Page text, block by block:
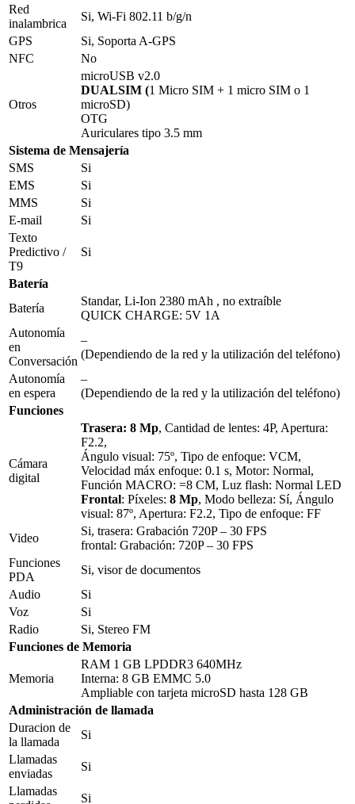
Red
inalambrica
Si, Wi-Fi 802.11 b/g/n
GPS
Si, Soporta A-GPS
NFC
No
Otros
microUSB v2.0
DUALSIM (1 Micro SIM + 1 micro SIM o 1
microSD)
OTG
Auriculares tipo 3.5 mm
Sistema de Mensajería
SMS
Si
EMS
Si
MMS
Si
E-mail
Si
Texto
Predictivo /
T9
Si
Batería
Batería
Standar, Li-Ion 2380 mAh , no extraíble
QUICK CHARGE: 5V 1A
Autonomía
en
Conversación
–
(Dependiendo de la red y la utilización del teléfono)
Autonomía
en espera
–
(Dependiendo de la red y la utilización del teléfono)
Funciones
Cámara
digital
Trasera: 8 Mp, Cantidad de lentes: 4P, Apertura:
F2.2,
Ángulo visual: 75º, Tipo de enfoque: VCM,
Velocidad máx enfoque: 0.1 s, Motor: Normal,
Función MACRO: =8 CM, Luz flash: Normal LED
Frontal: Píxeles: 8 Mp, Modo belleza: Sí, Ángulo
visual: 87º, Apertura: F2.2, Tipo de enfoque: FF
Video
Si, trasera: Grabación 720P – 30 FPS
frontal: Grabación: 720P – 30 FPS
Funciones
PDA
Si, visor de documentos
Audio
Si
Voz
Si
Radio
Si, Stereo FM
Funciones de Memoria
Memoria
RAM 1 GB LPDDR3 640MHz
Interna: 8 GB EMMC 5.0
Ampliable con tarjeta microSD hasta 128 GB
Administración de llamada
Duracion de
la llamada
Si
Llamadas
enviadas
Si
Llamadas
Si